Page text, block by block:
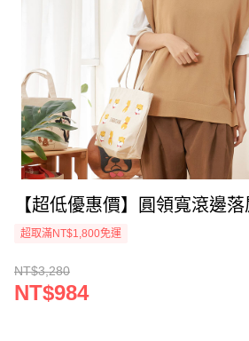
【超低優惠價】圓領寬滾邊
超取滿NT$1,800免運
NT$3,280
NT$984